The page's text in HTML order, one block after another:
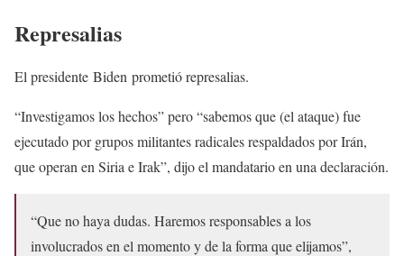
Represalias
El presidente Biden prometió represalias.
“Investigamos los hechos” pero “sabemos que (el ataque) fue
ejecutado por grupos militantes radicales respaldados por Irán,
que operan en Siria e Irak”, dijo el mandatario en una declaración.
“Que no haya dudas. Haremos responsables a los
involucrados en el momento y de la forma que elijamos”,